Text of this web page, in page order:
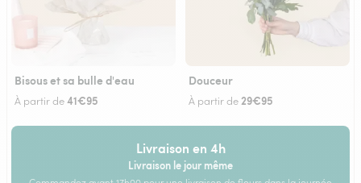
Bisous et sa bulle d'eau
À partir de41€95
Douceur
À partir de29€95
Livraison en 4h
Livraison le jour même